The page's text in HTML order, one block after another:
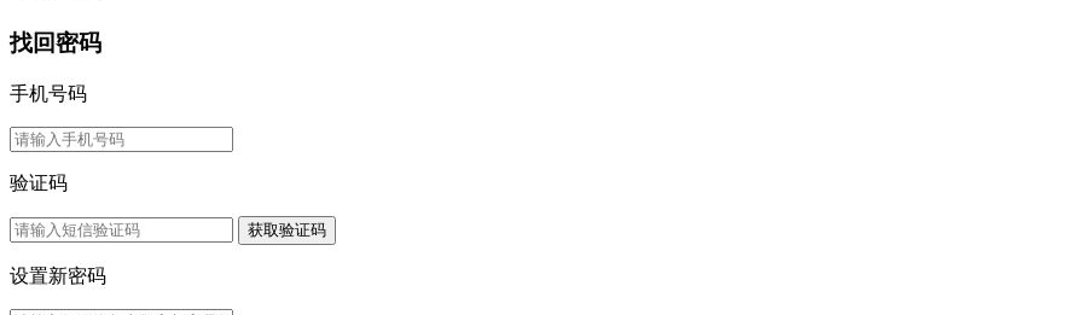
找回密码
手机号码
验证码
获取验证码
设置新密码